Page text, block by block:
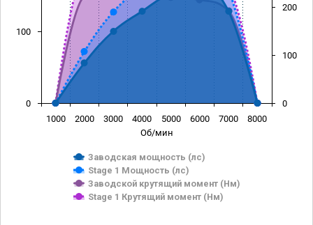
Об/мин
Заводская мощность (лс)
Stage 1 Мощность (лс)
Заводской крутящий момент (Нм)
Stage 1 Крутящий момент (Нм)
1000 2000 3000 4000 5000 6000 7000 8000
0
100
0
100
200